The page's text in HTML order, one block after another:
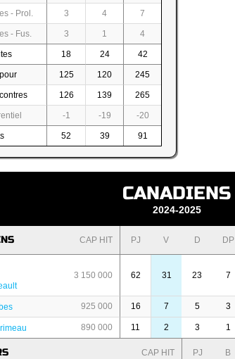
- Prol. 3 4 7
- Fus. 3 1 4
18 24 42
125 120 245
126 139 265
-1 -19 -20
52 39 91
CANADIENS
2024-2025
CAP HIT PJ V D DP
3 150 000 62 31 23 7
925 000 16 7 5 3
890 000 11 2 3 1
CAP HIT PJ B